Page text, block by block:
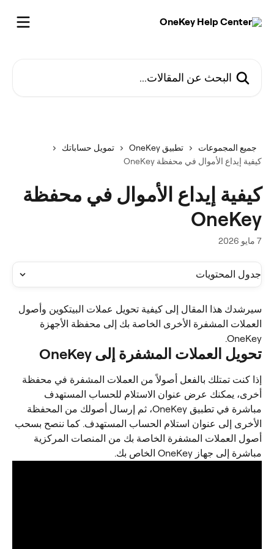
جميع المجموعات تطبيق OneKey
تمويل حساباتك
كيفية إيداع الأموال في محفظة OneKey
كيفية إيداع الأموال في محفظة
OneKey
7 مايو 2026
جدول المحتويات
سيرشدك هذا المقال إلى كيفية تحويل عملات البيتكوين وأصول
العملات المشفرة الأخرى الخاصة بك إلى محفظة الأجهزة
OneKey.
تحويل العملات المشفرة إلى OneKey
إذا كنت تمتلك بالفعل أصولاً من العملات المشفرة في محفظة
أخرى، يمكنك عرض عنوان الاستلام للحساب المستهدف
مباشرة في تطبيق OneKey، ثم إرسال أصولك من المحفظة
الأخرى إلى عنوان استلام الحساب المستهدف. كما ننصح بسحب
أصول العملات المشفرة الخاصة بك من المنصات المركزية
مباشرة إلى جهاز OneKey الخاص بك.